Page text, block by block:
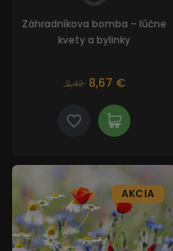
Záhradníkova bomba – lúčne
kvety a bylinky
9,42 8,67 €
AKCIA